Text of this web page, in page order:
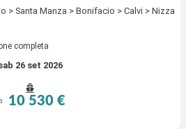
> Santa Manza > Bonifacio > Calvi > Nizza
completa
26 set 2026
10 530 €